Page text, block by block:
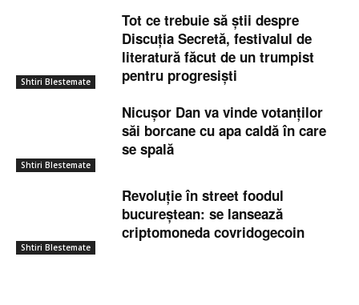
Shtiri Blestemate
Tot ce trebuie să știi despre
Discuția Secretă, festivalul de
literatură făcut de un trumpist
pentru progresiști
Shtiri Blestemate
Nicușor Dan va vinde votanților
săi borcane cu apa caldă în care
se spală
Shtiri Blestemate
Revoluție în street foodul
bucureștean: se lansează
criptomoneda covridogecoin